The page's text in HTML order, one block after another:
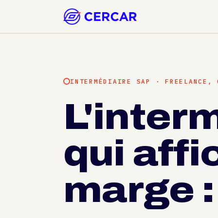
INTERMÉDIAIRE SAP · FREELANCE,
qui
marge